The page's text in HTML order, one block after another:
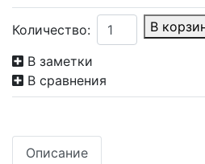
Количество: В
В заметки
В сравнения
Описание